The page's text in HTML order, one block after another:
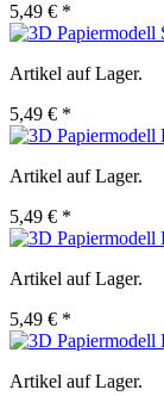
5,49 € *
Artikel auf Lager.
5,49 € *
Artikel auf Lager.
5,49 € *
Artikel auf Lager.
5,49 € *
Artikel auf Lager.